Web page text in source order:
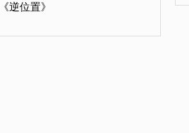
逆位置》